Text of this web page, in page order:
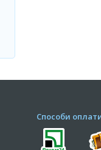
Способи